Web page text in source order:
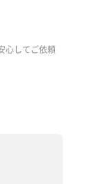
心してご依頼